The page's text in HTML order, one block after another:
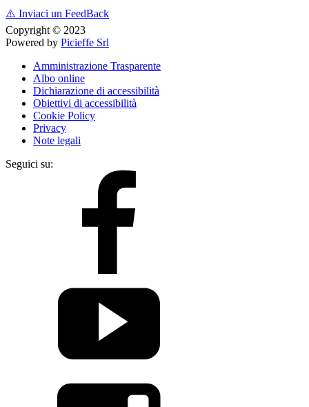
⚠️ Inviaci un FeedBack
Copyright © 2023
Powered by Picieffe Srl
Amministrazione Trasparente
Albo online
Dichiarazione di accessibilità
Obiettivi di accessibilità
Cookie Policy
Privacy
Note legali
Seguici su: